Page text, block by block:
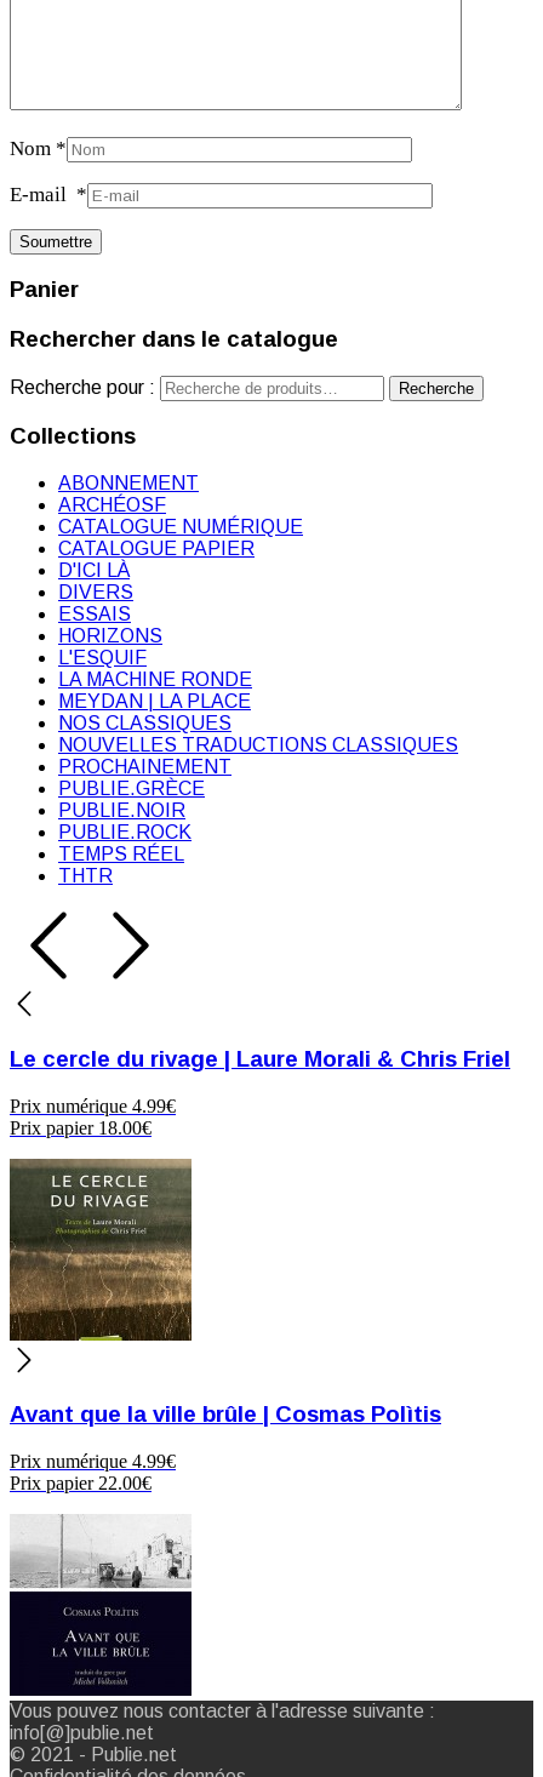
Nom *
E-mail *
Panier
Rechercher dans le catalogue
Recherche pour : Recherche
Collections
ABONNEMENT
ARCHÉOSF
CATALOGUE NUMÉRIQUE
CATALOGUE PAPIER
D'ICI LÀ
DIVERS
ESSAIS
HORIZONS
L'ESQUIF
LA MACHINE RONDE
MEYDAN | LA PLACE
NOS CLASSIQUES
NOUVELLES TRADUCTIONS CLASSIQUES
PROCHAINEMENT
PUBLIE.GRÈCE
PUBLIE.NOIR
PUBLIE.ROCK
TEMPS RÉEL
THTR
Le cercle du rivage | Laure Morali & Chris Friel
Prix numérique 4.99€
Prix papier18.00€
Avant que la ville brûle | Cosmas Polìtis
Prix numérique 4.99€
Prix papier22.00€
Vous pouvez nous contacter à l'adresse suivante :
info[@]publie.net
© 2021 - Publie.net